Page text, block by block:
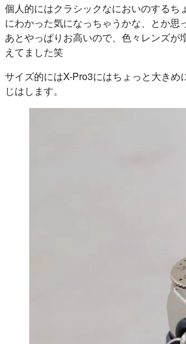
個人的にはクラシックなにおいのする
にわかった気になっちゃうかな、とか思
あとやっぱりお高いので、色々レンズ
えてました笑
サイズ的にはX-Pro3にはちょっと大き
じはします。